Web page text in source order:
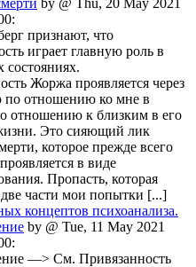
by @ Thu, 20 May 2021
признают, что
играет главную роль в
состояниях.
Жоржа проявляется через
по отношению ко мне в
отношению к близким в его
Это сияющий лик
которое прежде всего
в виде
Пропасть, которая
две части мои попытки [...]
концептов психоанализа.
by @ Tue, 11 May 2021
—> См. Привязанность